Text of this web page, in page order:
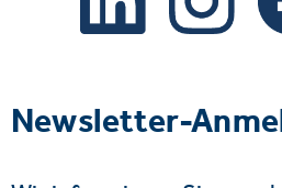
Newsletter-